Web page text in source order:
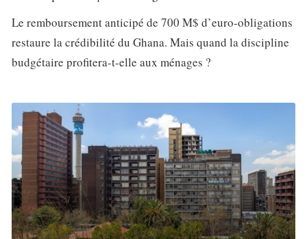
Le remboursement anticipé de 700 M$ d’euro-obligations
restaure la crédibilité du Ghana. Mais quand la discipline
budgétaire profitera-t-elle aux ménages ?